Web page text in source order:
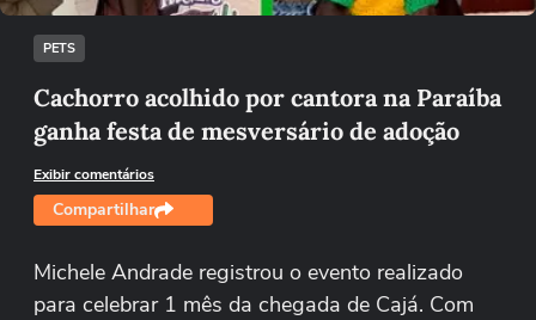
PETS
Cachorro acolhido por cantora na Paraíba
ganha festa de mesversário de adoção
Exibir comentários
Compartilhar
Michele Andrade registrou o evento realizado
para celebrar 1 mês da chegada de Cajá. Com